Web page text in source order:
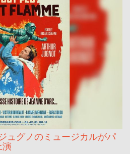
ュグノのミュージカルがパ
演